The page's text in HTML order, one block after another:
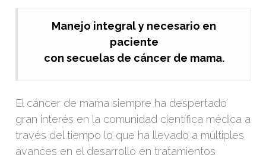
Manejo integral y necesario en
paciente
con secuelas de cáncer de mama.
El cáncer de mama siempre ha despertado
gran interés en la comunidad científica médica a
través del tiempo lo que ha llevado a múltiples
avances en el desarrollo en tratamientos